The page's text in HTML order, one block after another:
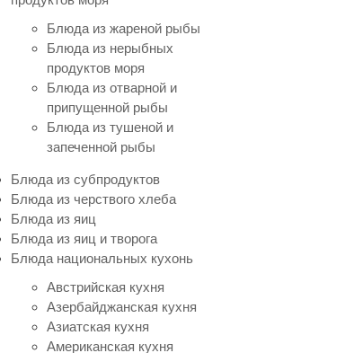
Блюда из жареной рыбы
Блюда из нерыбных
продуктов моря
Блюда из отварной и
припущенной рыбы
Блюда из тушеной и
запеченной рыбы
Блюда из субпродуктов
Блюда из черствого хлеба
Блюда из яиц
Блюда из яиц и творога
Блюда национальных кухонь
Австрийская кухня
Азербайджанская кухня
Азиатская кухня
Американская кухня